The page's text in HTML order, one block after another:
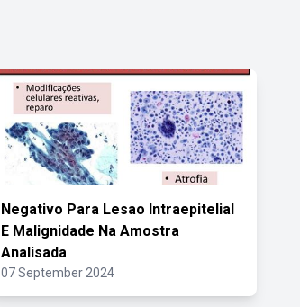
Negativo Para Lesao Intraepitelial
E Malignidade Na Amostra
Analisada
07 September 2024